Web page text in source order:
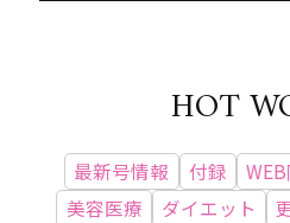
HOT
最新号情報 付録
美容医療
ダイエット